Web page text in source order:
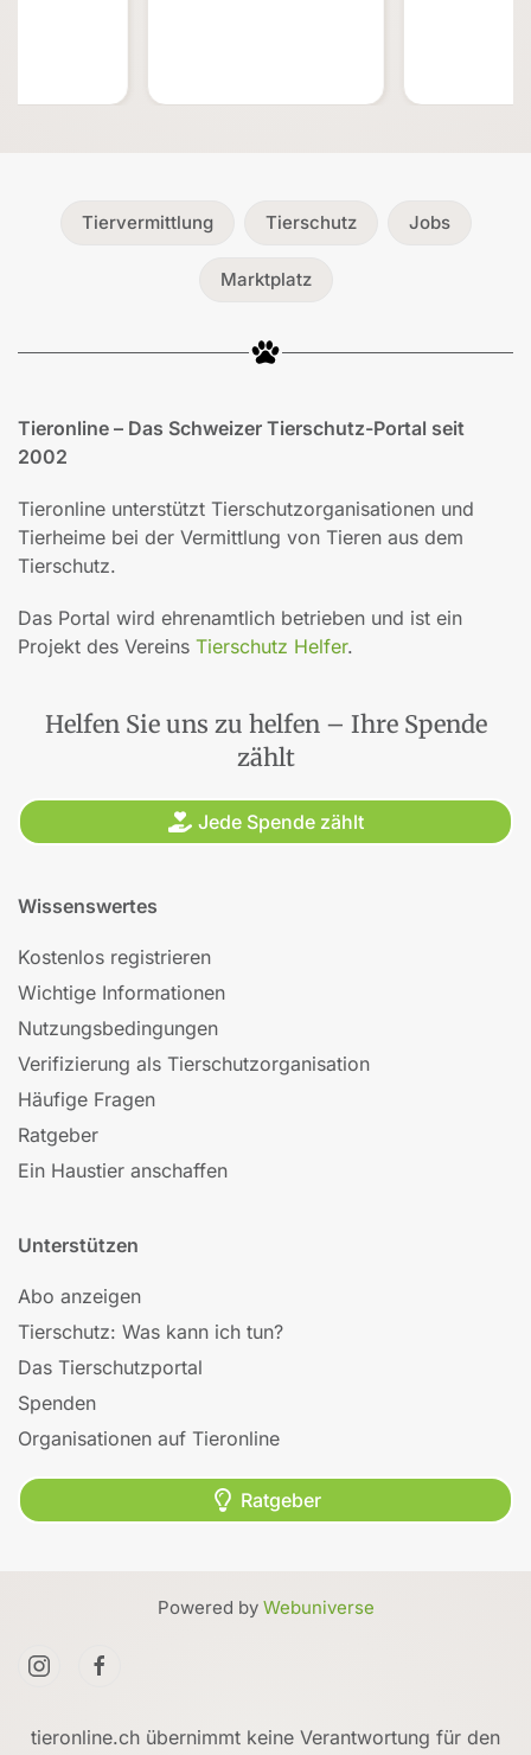
Tiervermittlung Tierschutz Jobs
Marktplatz
Tieronline – Das Schweizer Tierschutz-Portal seit
2002
Tieronline unterstützt Tierschutzorganisationen und
Tierheime bei der Vermittlung von Tieren aus dem
Tierschutz.
Das Portal wird ehrenamtlich betrieben und ist ein
Projekt des Vereins Tierschutz Helfer.
Helfen Sie uns zu helfen – Ihre Spende
zählt
Jede Spende zählt
Wissenswertes
Kostenlos registrieren
Wichtige Informationen
Nutzungsbedingungen
Verifizierung als Tierschutzorganisation
Häufige Fragen
Ratgeber
Ein Haustier anschaffen
Unterstützen
Abo anzeigen
Tierschutz: Was kann ich tun?
Das Tierschutzportal
Spenden
Organisationen auf Tieronline
Ratgeber
Powered by Webuniverse
tieronline.ch übernimmt keine Verantwortung für den